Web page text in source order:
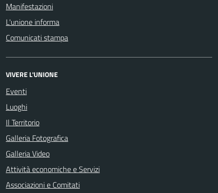
Manifestazioni
L'unione informa
Comunicati stampa
VIVERE L'UNIONE
Eventi
Luoghi
Il Territorio
Galleria Fotografica
Galleria Video
Attività economiche e Servizi
Associazioni e Comitati